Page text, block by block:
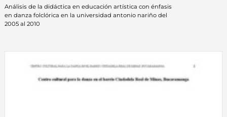
Análisis de la didáctica en educación artística con énfasis
en danza folclórica en la universidad antonio nariño del
2005 al 2010